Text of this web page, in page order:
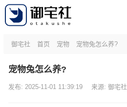
御宅社 首页 宠物 宠物兔怎么养?
宠物兔怎么养?
发布: 2025-11-01 11:39:19 来源: 御宅社